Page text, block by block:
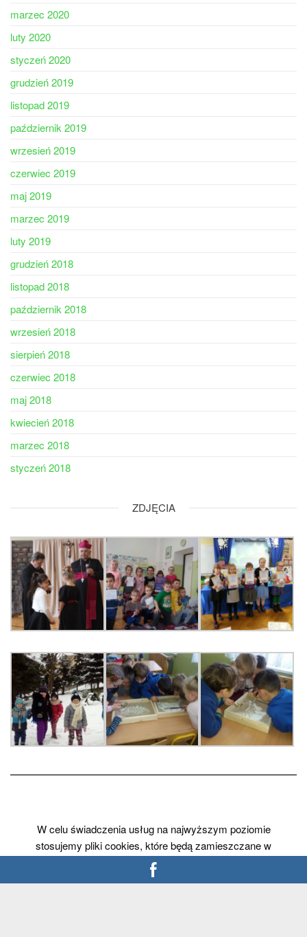
marzec 2020
luty 2020
styczeń 2020
grudzień 2019
listopad 2019
październik 2019
wrzesień 2019
czerwiec 2019
maj 2019
marzec 2019
luty 2019
grudzień 2018
listopad 2018
październik 2018
wrzesień 2018
sierpień 2018
czerwiec 2018
maj 2018
kwiecień 2018
marzec 2018
styczeń 2018
ZDJĘCIA
W celu świadczenia usług na najwyższym poziomie
stosujemy pliki cookies, które będą zamieszczane w
Państwa urządzeniu (komputerze, laptopie, smartfonie). W
każdym momencie mogą Państwo dokonać zmiany